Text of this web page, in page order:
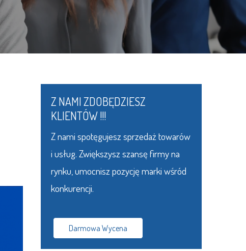
Z NAMI ZDOBĘDZIESZ
KLIENTÓW !!!
Z nami spotęgujesz sprzedaż towarów
i usług. Zwiększysz szansę firmy na
rynku, umocnisz pozycję marki wśród
konkurencji.
Darmowa Wycena